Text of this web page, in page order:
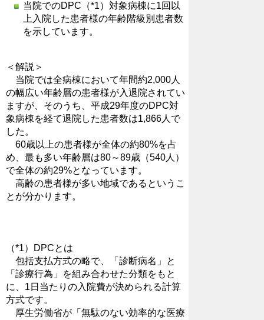
当院でのDPC（*1）対象病棟に1回以
上入院した患者様の年齢階級別患者数
を示しています。
＜解説＞
当院では全病棟において年間約2,000人
の幅広い年齢層の患者様が入退院されてい
ますが、そのうち、平成29年度のDPC対
象病棟を経て退院した患者数は1,866人で
した。
60歳以上の患者様が全体の約80%を占
め、最も多い年齢層は80～89歳（540人）
で全体の約29%となっています。
高齢の患者様が多い地域であるというこ
とが分かります。
（*1）DPCとは
包括支払方式の略で、「診断病名」と
「診療行為」を組み合わせた分類をもと
に、1日当たりの入院費が決められる計算
方式です。
厚生労働省が「無駄のない効率的な医療